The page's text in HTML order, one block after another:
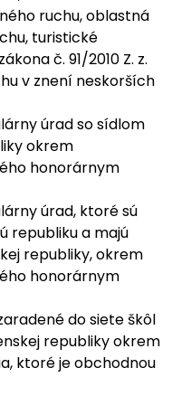
ruchu, oblastná
turistické
č. 91/2010 Z. z.
v znení neskorších
úrad so sídlom
okrem
honorárnym
úrad, ktoré sú
republiku a majú
republiky, okrem
honorárnym
do siete škôl
republiky okrem
ktoré je obchodnou